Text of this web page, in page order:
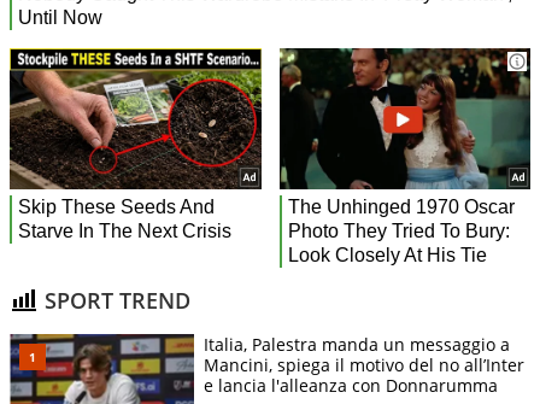
SPORT TREND
Italia, Palestra manda un messaggio a
Mancini, spiega il motivo del no all’Inter
e lancia l'alleanza con Donnarumma